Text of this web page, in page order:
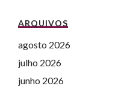
ARQUIVOS
agosto 2026
julho 2026
junho 2026